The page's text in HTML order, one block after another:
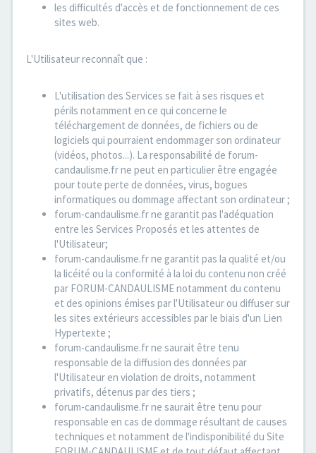
les difficultés d'accès et de fonctionnement de ces
sites web.
L'Utilisateur reconnaît que :
L'utilisation des Services se fait à ses risques et
périls notamment en ce qui concerne le
téléchargement de données, de fichiers ou de
logiciels qui pourraient endommager son ordinateur
(vidéos, photos...). La responsabilité de forum-
candaulisme.fr ne peut en particulier être engagée
pour toute perte de données, virus, bogues
informatiques ou dommage affectant son ordinateur ;
forum-candaulisme.fr ne garantit pas l'adéquation
entre les Services Proposés et les attentes de
l'Utilisateur;
forum-candaulisme.fr ne garantit pas la qualité et/ou
la licéité ou la conformité à la loi du contenu non créé
par FORUM-CANDAULISME notamment du contenu
et des opinions émises par l'Utilisateur ou diffuser sur
les sites extérieurs accessibles par le biais d'un Lien
Hypertexte ;
forum-candaulisme.fr ne saurait être tenu
responsable de la diffusion des données par
l'Utilisateur en violation de droits, notamment
privatifs, détenus par des tiers ;
forum-candaulisme.fr ne saurait être tenu pour
responsable en cas de dommage résultant de causes
techniques et notamment de l'indisponibilité du Site